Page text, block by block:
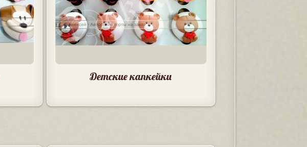
Детские капкейки